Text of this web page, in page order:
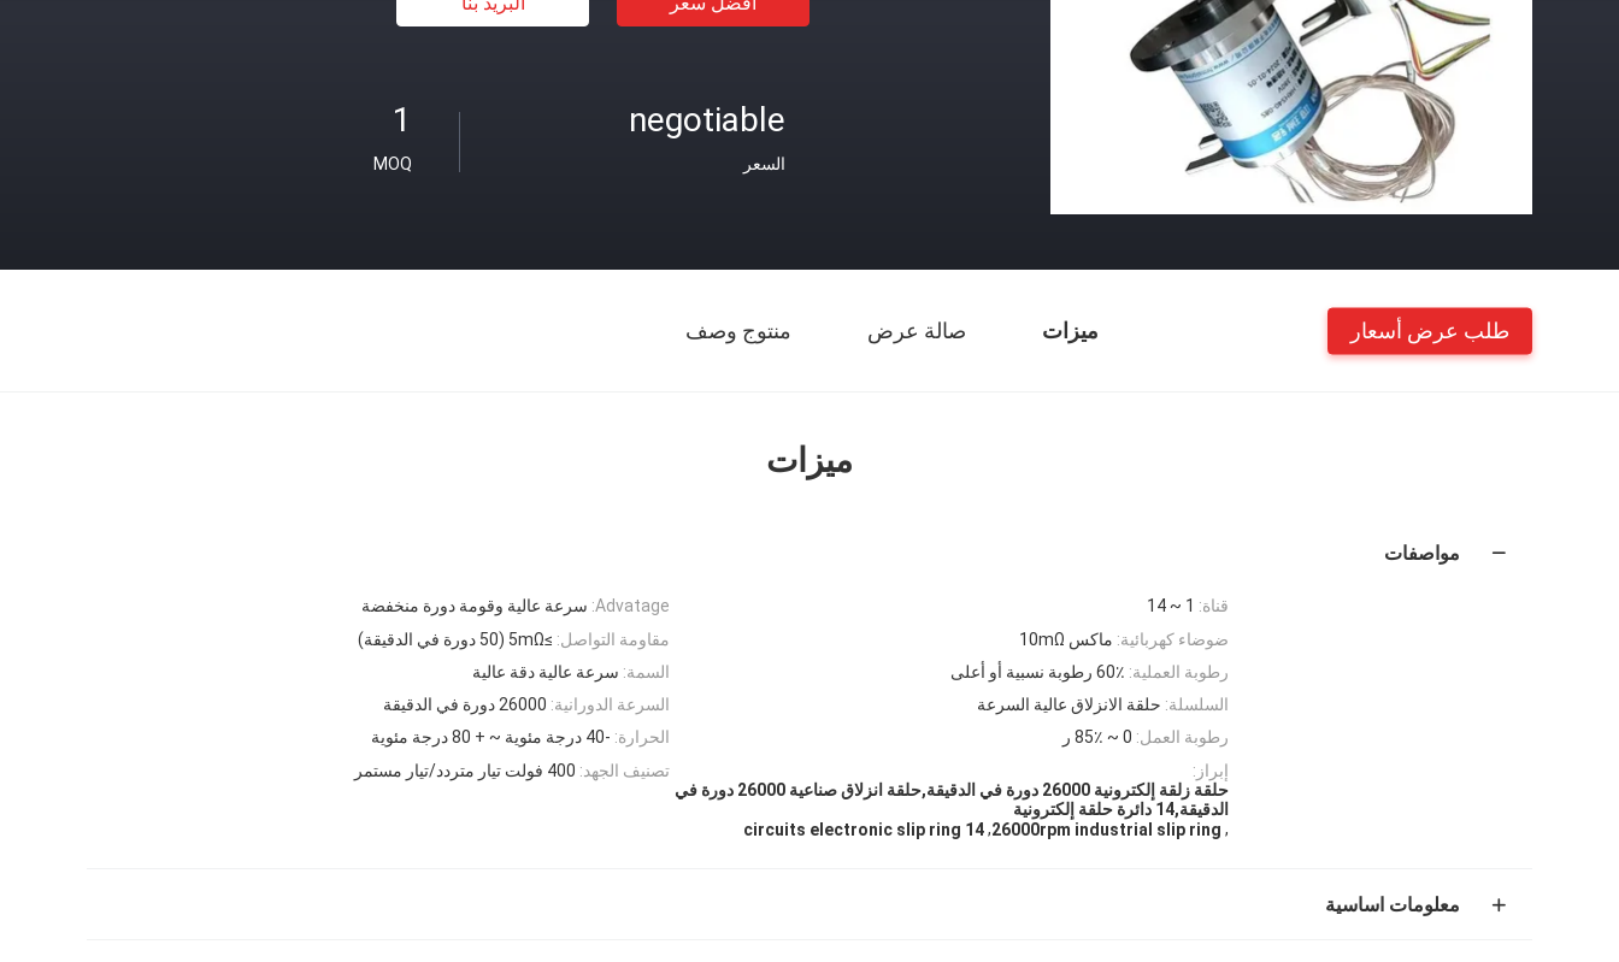
1
MOQ
negotiable
السعر
ميزات صالة عرض منتوج وصف طلب عرض أسعار
ميزات
مواصفات
Advatage: سرعة عالية وقومة دورة منخفضة قناة: 1 ~ 14
مقاومة التواصل: ≥5mΩ (50 دورة في الدقيقة) ضوضاء كهربائية: ماكس 10mΩ
السمة: سرعة عالية دقة عالية رطوبة العملية: 60٪ رطوبة نسبية أو أعلى
السرعة الدورانية: 26000 دورة في الدقيقة السلسلة: حلقة الانزلاق عالية السرعة
الحرارة: -40 درجة مئوية ~ + 80 درجة مئوية رطوبة العمل: 0 ~ 85٪ ر
تصنيف الجهد: 400 فولت تيار متردد/تيار مستمر
إبراز:
حلقة زلقة إلكترونية 26000 دورة في الدقيقة,حلقة انزلاق صناعية 26000 دورة في
الدقيقة,14 دائرة حلقة إلكترونية
,
26000rpm industrial slip ring
,
14 circuits electronic slip ring
معلومات اساسية